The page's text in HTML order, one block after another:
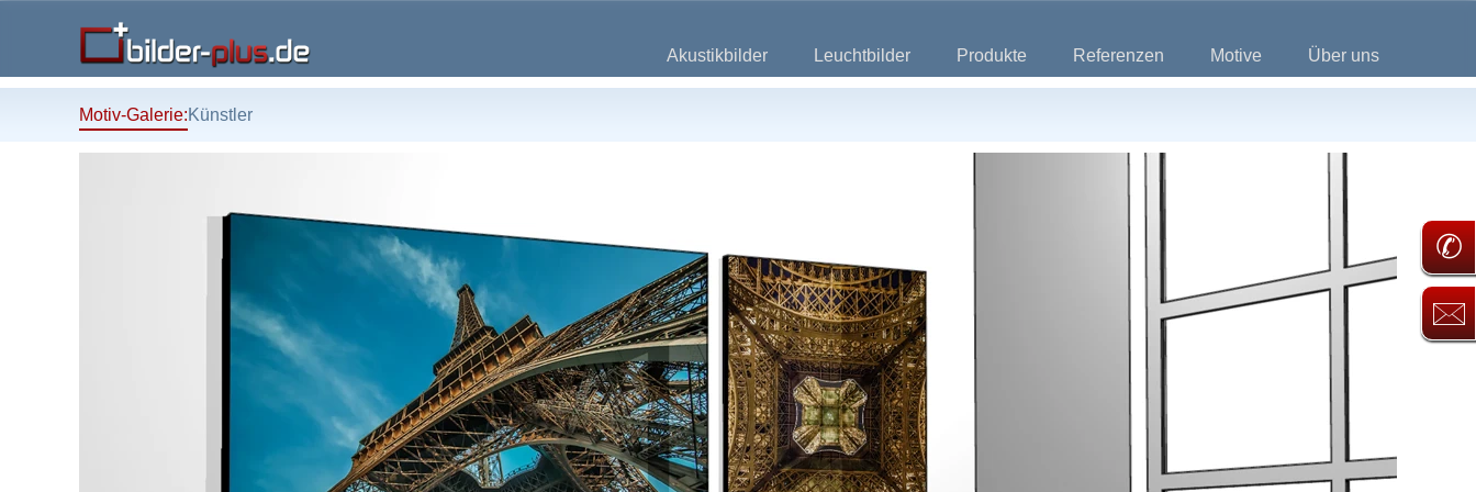
Akustikbilder Leuchtbilder Produkte Referenzen Motive Über uns
Motiv-Galerie:Künstler
✆
🖂